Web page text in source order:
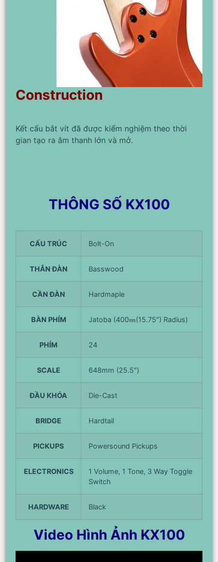
Construction
Kết cấu bắt vít đã được kiểm nghiệm theo thời
gian tạo ra âm thanh lớn và mở.
THÔNG SỐ KX100
CẤU TRÚC Bolt-On
THÂN ĐÀN Basswood
CẦN ĐÀN Hardmaple
BÀN PHÍM Jatoba (400㎜(15.75″) Radius)
PHÍM 24
SCALE 648mm (25.5″)
ĐẦU KHÓA Die-Cast
BRIDGE Hardtail
PICKUPS Powersound Pickups
ELECTRONICS
1 Volume, 1 Tone, 3 Way Toggle
Switch
HARDWARE Black
Video Hình Ảnh KX100